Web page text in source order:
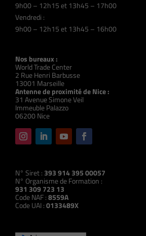
9h00 – 12h15 et 13h45 – 17h00
Vendredi :
9h00 – 12h15 et 13h45 – 16h00
Nos bureaux :
World Trade Center
2 Rue Henri Barbusse
13001 Marseille
Antenne de proximité de Nice :
31 Avenue Simone Veil
Immeuble Palazzo
06200 Nice
N° Siret : 393 914 395 00057
N° Organisme de Formation :
931 309 723 13
Code NAF :8559A
Code UAI :0133489X